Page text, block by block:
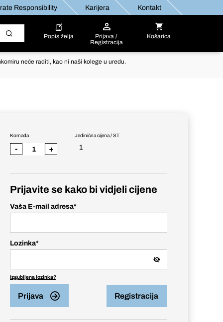
Responsibility Karijera Kontakt
Popis želja
Prijava /
Registracija
Košarica
neće raditi, kao ni naši kolege u uredu.
Jedinična cijena / ST
1
Komada
- +
Prijavite se kako bi vidjeli cijene
Vaša E-mail adresa*
Lozinka*
Izgubljena lozinka?
Prijava Registracija